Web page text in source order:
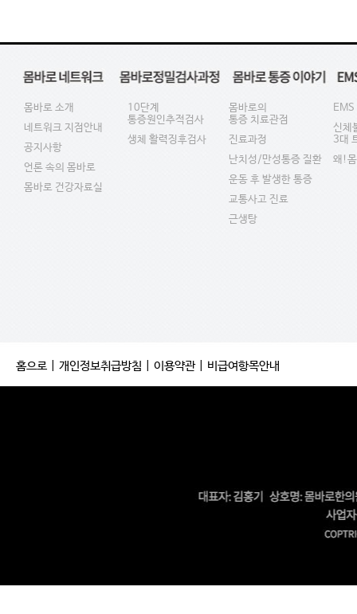
몸바로 소개
네트워크 지점안내
공지사항
언론 속의 몸바로
몸바로 건강자료실
10단계
통증원인추적검사
생체 활력징후검사
몸바로의
통증 치료관점
진료과정
난치성/만성통증 질환
운동 후 발생한 통증
교통사고 진료
근생탕
EMS
신체
3대
왜!
홈으로 개인정보취급방침 이용약관| 비급여항목안내